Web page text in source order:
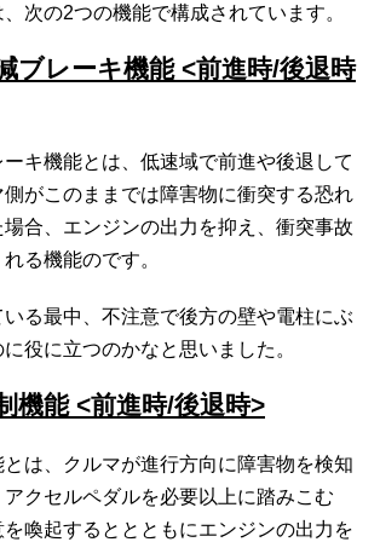
次の2つの機能で構成されています。
ブレーキ機能 <前進時/後退時
キ機能とは、低速域で前進や後退して
がこのままでは障害物に衝突する恐れ
合、エンジンの出力を抑え、衝突事故
る機能のです。
る最中、不注意で後方の壁や電柱にぶ
役に立つのかなと思いました。
機能 <前進時/後退時>
は、クルマが進行方向に障害物を検知
アクセルペダルを必要以上に踏みこむ
喚起するととともにエンジンの出力を